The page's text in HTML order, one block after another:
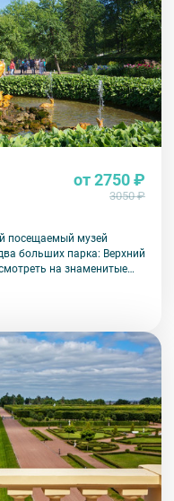
от 2750 ₽
3050 ₽
посещаемый музей
больших парка: Верхний
на знаменитые